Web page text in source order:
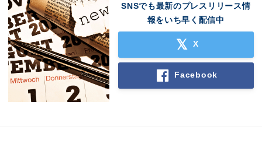
SNSでも最新のプレスリリース情
報をいち早く配信中
X
Facebook